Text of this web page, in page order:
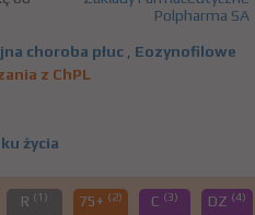
Polpharma SA
choroba płuc , Eozynofilowe
z ChPL
życia
R (1) 75+ (2) C (3) DZ (4)